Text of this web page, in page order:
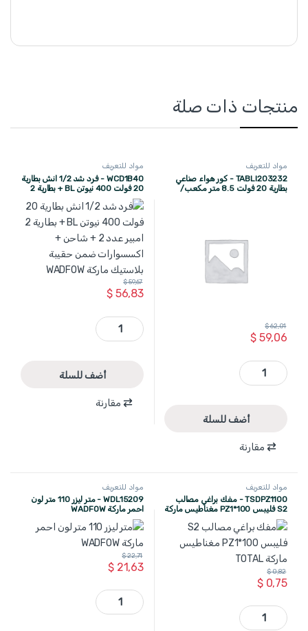
منتجات ذات صلة
مواد للتعريف
TABLI203232 - كور هواء صناعي
بطارية 20 فولت 8.5 متر مكعب/
$59,06
$62,01
TABLI203232 - كور هواء صناعي بطارية 20 فولت 8.5 متر مكعب/دقيقة + بطارية 2 امبير عدد 2 + شاحن ماركة TOTAL quantity
أضف للسلة
مقارنة
مواد للتعريف
WCD1B40 - فرد شد 1/2 انش بطارية
20 فولت 400 نيوتن BL + بطارية 2
ضمن حقيبة بلاستيك ماركة
WADFOW
$56,83
$59,67
WCD1B40 - فرد شد 1/2 انش بطارية 20 فولت 400 نيوتن BL + بطارية 2 امبير عدد 2 + شاحن + اكسسوارات ضمن حقيبة بلاستيك ماركة WADFOW quantity
أضف للسلة
مقارنة
مواد للتعريف
TSDPZ1100 - مفك براغي مصالب
S2 فليبس PZ1*100 مغناطيس ماركة
TOTAL
$0,75
$0,82
TSDPZ1100 - مفك براغي مصالب S2 فليبس PZ1*100 مغناطيس ماركة TOTAL quantity
مواد للتعريف
WDL15209 - متر ليزر 110 متر لون
احمر ماركة WADFOW
$21,63
$22,71
WDL15209 - متر ليزر 110 متر لون احمر ماركة WADFOW quantity